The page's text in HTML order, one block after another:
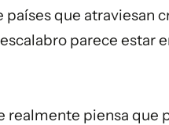
que atraviesan
parece estar
realmente piensa que